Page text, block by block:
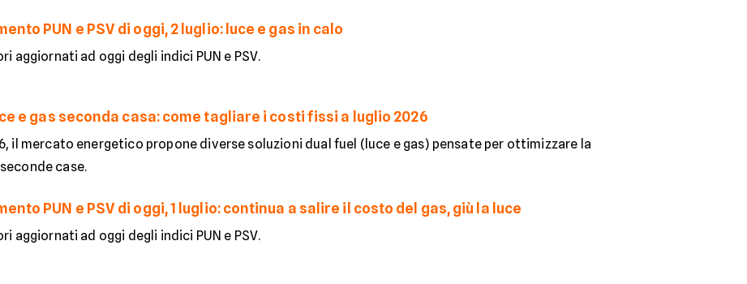
PUN e PSV di oggi, 2 luglio: luce e gas in calo
aggiornati ad oggi degli indici PUN e PSV.
e gas seconda casa: come tagliare i costi fissi a luglio 2026
il mercato energetico propone diverse soluzioni dual fuel (luce e gas) pensate per ottimizzare la
case.
PUN e PSV di oggi, 1 luglio: continua a salire il costo del gas, giù la luce
aggiornati ad oggi degli indici PUN e PSV.